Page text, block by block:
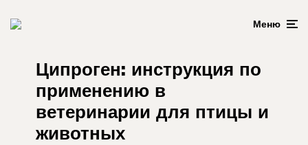
Меню
Ципроген: инструкция по
применению в
ветеринарии для птицы и
животных